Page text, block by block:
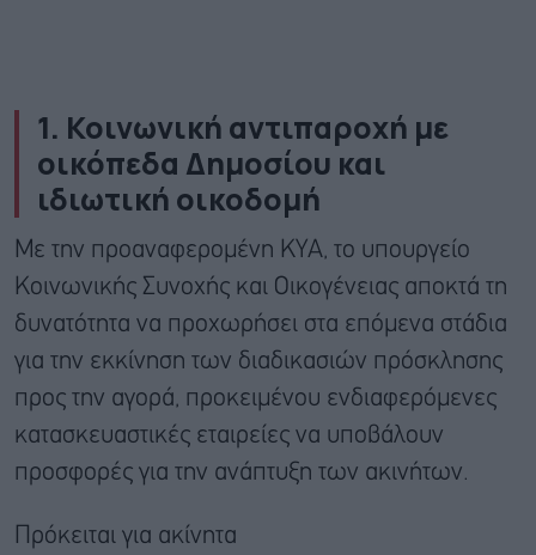
1. Κοινωνική αντιπαροχή με
οικόπεδα Δημοσίου και
ιδιωτική οικοδομή
Με την προαναφερομένη ΚΥΑ, το υπουργείο
Κοινωνικής Συνοχής και Οικογένειας αποκτά τη
δυνατότητα να προχωρήσει στα επόμενα στάδια
για την εκκίνηση των διαδικασιών πρόσκλησης
προς την αγορά, προκειμένου ενδιαφερόμενες
κατασκευαστικές εταιρείες να υποβάλουν
προσφορές για την ανάπτυξη των ακινήτων.
Πρόκειται για ακίνητα